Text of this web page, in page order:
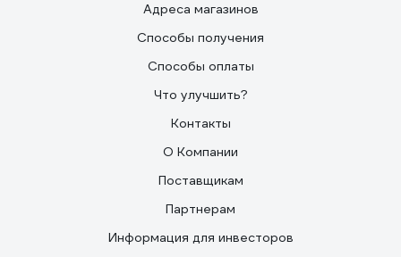
Адреса магазинов
Способы получения
Способы оплаты
Что улучшить?
Контакты
О Компании
Поставщикам
Партнерам
Информация для инвесторов